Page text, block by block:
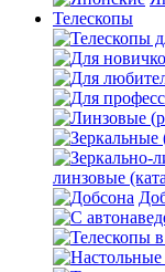
Телескопы
линзовые